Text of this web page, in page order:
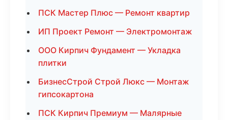
ПСК Мастер Плюс — Ремонт квартир
ИП Проект Ремонт — Электромонтаж
ООО Кирпич Фундамент — Укладка
плитки
БизнесСтрой Строй Люкс — Монтаж
гипсокартона
ПСК Кирпич Премиум — Малярные